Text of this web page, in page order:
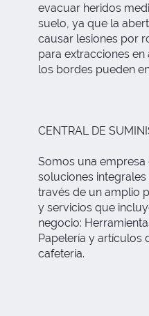
evacuar heridos
suelo, ya que la
causar lesiones por
para extracciones
los bordes pueden
CENTRAL DE
Somos una
soluciones
través de un amplio
y servicios que
negocio:
Papelería y artículos
cafetería.